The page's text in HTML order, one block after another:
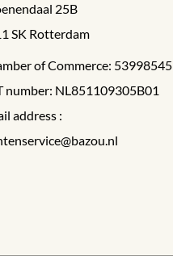
25B
SK Rotterdam
of Commerce: 53998545
number: NL851109305B01
address :